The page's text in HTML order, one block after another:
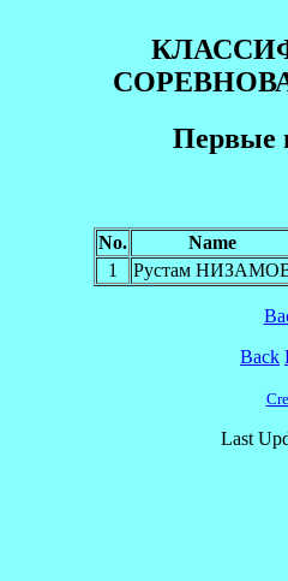
Первые
No.
Name
1
Рустам
Back
Last